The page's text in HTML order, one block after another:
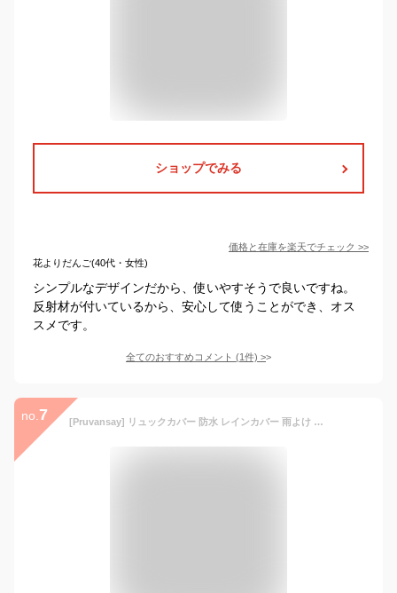
ショップでみる
価格と在庫を楽天でチェック >>
花よりだんご(40代・女性)
シンプルなデザインだから、使いやすそうで良いですね。
反射材が付いているから、安心して使うことができ、オス
スメです。
全てのおすすめコメント (1件) >
no. 7 [Pruvansay] リュックカバー 防水 レインカバー 雨よけ ザックカバー 6色 5サイズ(15-90L) 反射テープ クロスバックル 落下防止 2倍防水 収納袋付